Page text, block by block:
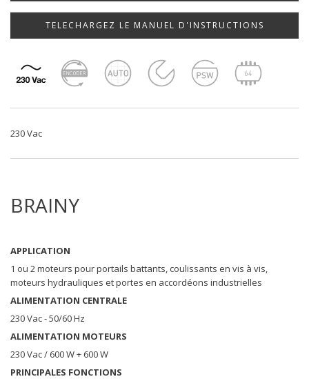
TELECHARGEZ LE MANUEL D'INSTRUCTIONS
230 Vac
BRAINY
APPLICATION
1 ou 2 moteurs pour portails battants, coulissants en vis à vis,
moteurs hydrauliques et portes en accordéons industrielles
ALIMENTATION CENTRALE
230 Vac - 50/60 Hz
ALIMENTATION MOTEURS
230 Vac / 600 W + 600 W
PRINCIPALES FONCTIONS